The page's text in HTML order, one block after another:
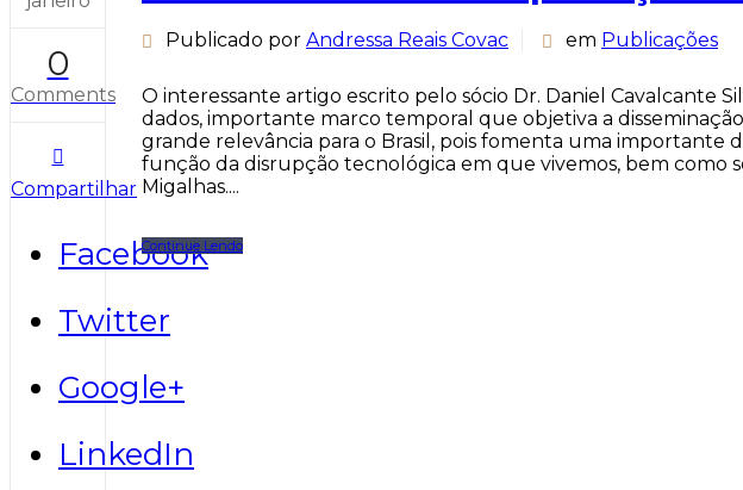
0
Comments
Compartilhar
Facebook
Twitter
Google+
LinkedIn
Publicado por Andressa Reais Covac em Publicações
O interessante artigo escrito pelo sócio Dr. Daniel Cavalcante
dados, importante marco temporal que objetiva a
grande relevância para o Brasil, pois fomenta uma importante
função da disrupção tecnológica em que vivemos, bem como
Migalhas....
Continue Lendo